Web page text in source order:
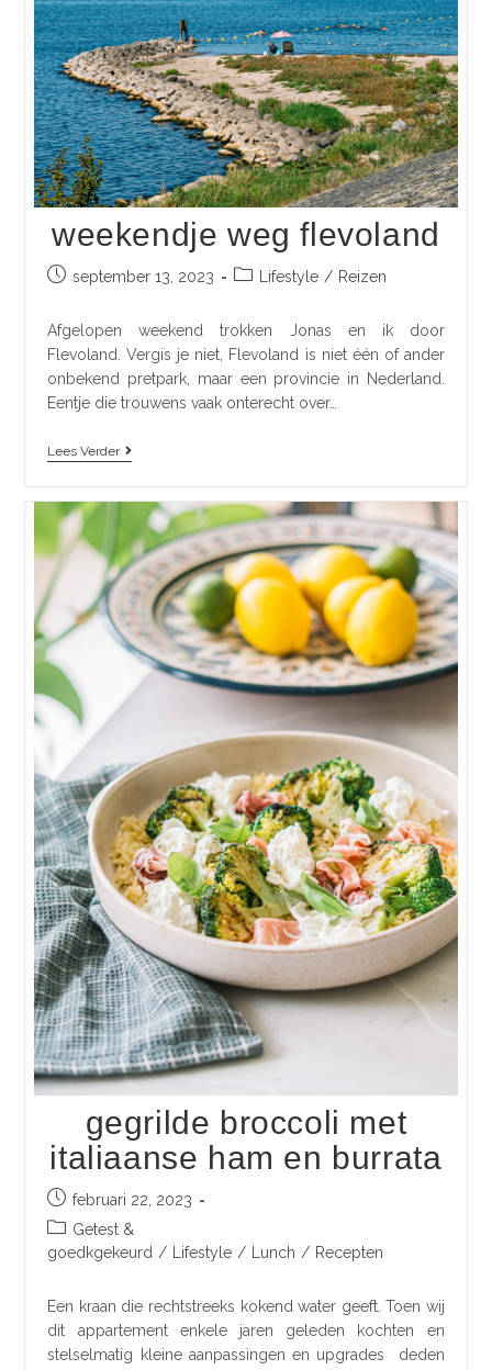
weekendje weg flevoland
september 13, 2023 Lifestyle / Reizen
Afgelopen weekend trokken Jonas en ik door
Flevoland. Vergis je niet, Flevoland is niet één of ander
onbekend pretpark, maar een provincie in Nederland.
Eentje die trouwens vaak onterecht over…
Lees Verder
gegrilde broccoli met
italiaanse ham en burrata
februari 22, 2023
Getest &
goedkgekeurd / Lifestyle / Lunch / Recepten
Een kraan die rechtstreeks kokend water geeft. Toen wij
dit appartement enkele jaren geleden kochten en
stelselmatig kleine aanpassingen en upgrades deden